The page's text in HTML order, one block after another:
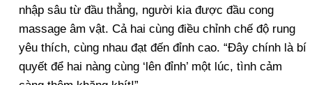
nhập sâu từ đầu thẳng, người kia được đầu cong
massage âm vật. Cả hai cùng điều chỉnh chế độ rung
yêu thích, cùng nhau đạt đến đỉnh cao. “Đây chính là bí
quyết để hai nàng cùng ‘lên đỉnh’ một lúc, tình cảm